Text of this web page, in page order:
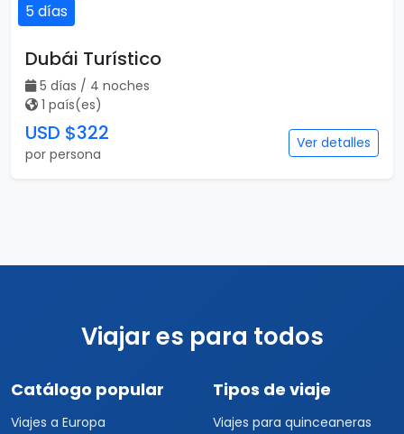
5 días
Dubái Turístico
5 días / 4 noches
1 país(es)
USD $322
por persona
Ver detalles
Viajar es para todos
Catálogo popular
Viajes a Europa
Tipos de viaje
Viajes para quinceaneras